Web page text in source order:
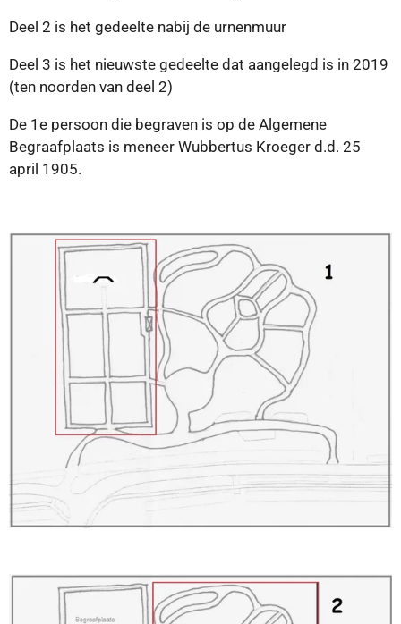
Deel 2 is het gedeelte nabij de urnenmuur
Deel 3 is het nieuwste gedeelte dat aangelegd is in 2019
(ten noorden van deel 2)
De 1e persoon die begraven is op de Algemene
Begraafplaats is meneer Wubbertus Kroeger d.d. 25
april 1905.